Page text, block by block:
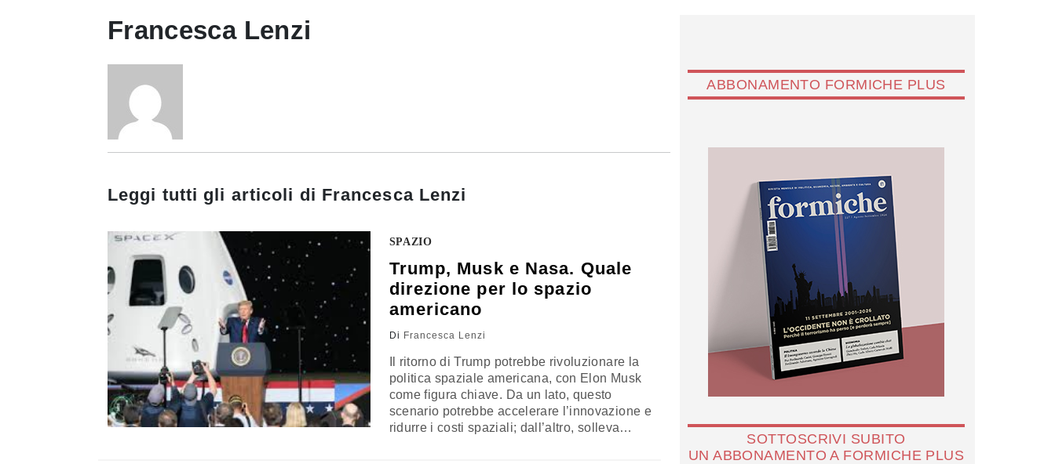
Francesca Lenzi
Leggi tutti gli articoli di Francesca Lenzi
SPAZIO
Trump, Musk e Nasa. Quale
direzione per lo spazio
americano
Di Francesca Lenzi
Il ritorno di Trump potrebbe rivoluzionare la
politica spaziale americana, con Elon Musk
come figura chiave. Da un lato, questo
scenario potrebbe accelerare l’innovazione e
ridurre i costi spaziali; dall’altro, solleva
ABBONAMENTO FORMICHE PLUS
SOTTOSCRIVI SUBITO
UN ABBONAMENTO A FORMICHE PLUS